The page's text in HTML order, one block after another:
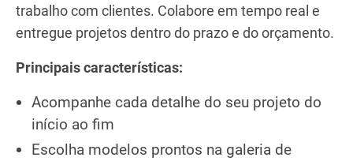
trabalho com clientes. Colabore em tempo real e
entregue projetos dentro do prazo e do orçamento.
Principais características:
Acompanhe cada detalhe do seu projeto do
início ao fim
Escolha modelos prontos na galeria de